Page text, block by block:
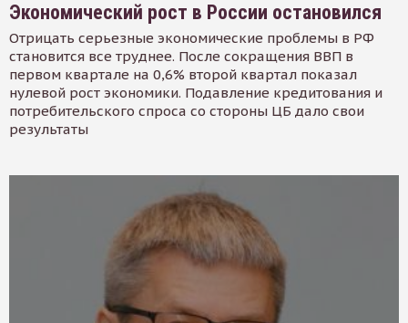
Экономический рост в России остановился
Отрицать серьезные экономические проблемы в РФ
становится все труднее. После сокращения ВВП в
первом квартале на 0,6% второй квартал показал
нулевой рост экономики. Подавление кредитования и
потребительского спроса со стороны ЦБ дало свои
результаты